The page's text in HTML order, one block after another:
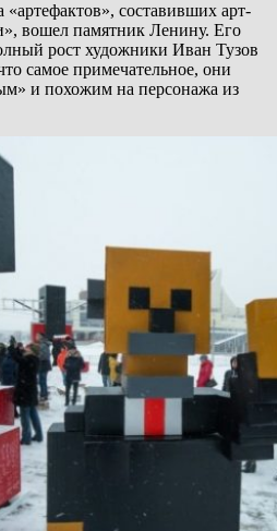
составивших арт-
вошел памятник Ленину. Его
рост художники Иван Тузов
самое примечательное, они
и похожим на персонажа из